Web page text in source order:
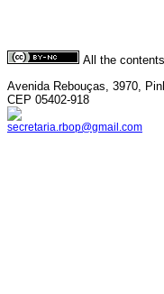
All the
Avenida Rebouças, 3970,
CEP 05402-918
secretaria.rbop@gmail.com